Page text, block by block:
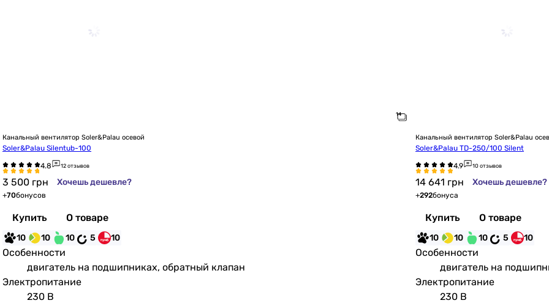
Канальный вентилятор Soler&Palau осевой
Soler&Palau Silentub-100
12 отзывов
3 500 грн Хочешь дешевле?
+70бонусов
Купить О товаре
10 10 10 5 10
Особенности
двигатель на подшипниках, обратный клапан
Электропитание
230 В
Канальный вентилятор Soler&Palau
Soler&Palau TD-250/100 Silent
10 отзывов
14 641 грн Хочешь дешевле?
+292бонуса
Купить О товаре
10 10 10 5 10
Особенности
двигатель на
Электропитание
230 В